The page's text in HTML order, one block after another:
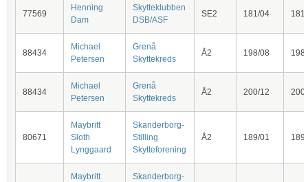
77569
Henning
Dam
Skytteklubben
DSB/ASF
SE2 181/04 181
88434
Michael
Petersen
Grenå
Skyttekreds
Å2 198/08 198
88434
Michael
Petersen
Grenå
Skyttekreds
Å2 200/12 200
80671
Maybritt
Sloth
Lynggaard
Skanderborg-
Stilling
Skytteforening
Å2 189/01 189
Maybritt
Skanderborg-